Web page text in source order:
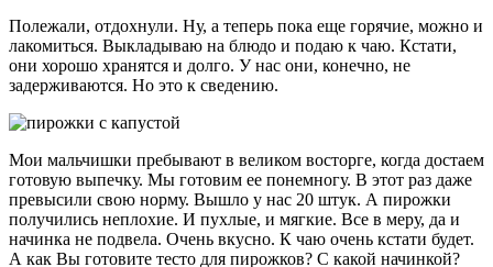
Полежали, отдохнули. Ну, а теперь пока еще горячие, можно и
лакомиться. Выкладываю на блюдо и подаю к чаю. Кстати,
они хорошо хранятся и долго. У нас они, конечно, не
задерживаются. Но это к сведению.
Мои мальчишки пребывают в великом восторге, когда достаем
готовую выпечку. Мы готовим ее понемногу. В этот раз даже
превысили свою норму. Вышло у нас 20 штук. А пирожки
получились неплохие. И пухлые, и мягкие. Все в меру, да и
начинка не подвела. Очень вкусно. К чаю очень кстати будет.
А как Вы готовите тесто для пирожков? С какой начинкой?